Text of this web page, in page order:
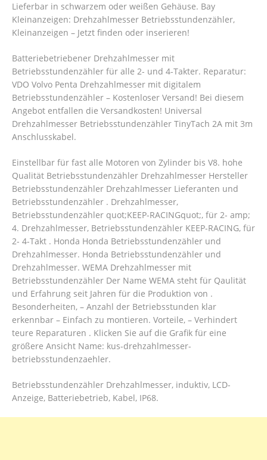
Lieferbar in schwarzem oder weißen Gehäuse. Bay
Kleinanzeigen: Drehzahlmesser Betriebsstundenzähler,
Kleinanzeigen – Jetzt finden oder inserieren!
Batteriebetriebener Drehzahlmesser mit
Betriebsstundenzähler für alle 2- und 4-Takter. Reparatur:
VDO Volvo Penta Drehzahlmesser mit digitalem
Betriebsstundenzähler – Kostenloser Versand! Bei diesem
Angebot entfallen die Versandkosten! Universal
Drehzahlmesser Betriebsstundenzähler TinyTach 2A mit 3m
Anschlusskabel.
Einstellbar für fast alle Motoren von Zylinder bis V8. hohe
Qualität Betriebsstundenzähler Drehzahlmesser Hersteller
Betriebsstundenzähler Drehzahlmesser Lieferanten und
Betriebsstundenzähler . Drehzahlmesser,
Betriebsstundenzähler quot;KEEP-RACINGquot;, für 2- amp;
4. Drehzahlmesser, Betriebsstundenzähler KEEP-RACING, für
2- 4-Takt . Honda Honda Betriebsstundenzähler und
Drehzahlmesser. Honda Betriebsstundenzähler und
Drehzahlmesser. WEMA Drehzahlmesser mit
Betriebsstundenzähler Der Name WEMA steht für Qaulität
und Erfahrung seit Jahren für die Produktion von .
Besonderheiten, – Anzahl der Betriebsstunden klar
erkennbar – Einfach zu montieren. Vorteile, – Verhindert
teure Reparaturen . Klicken Sie auf die Grafik für eine
größere Ansicht Name: kus-drehzahlmesser-
betriebsstundenzaehler.
Betriebsstundenzähler Drehzahlmesser, induktiv, LCD-
Anzeige, Batteriebetrieb, Kabel, IP68.